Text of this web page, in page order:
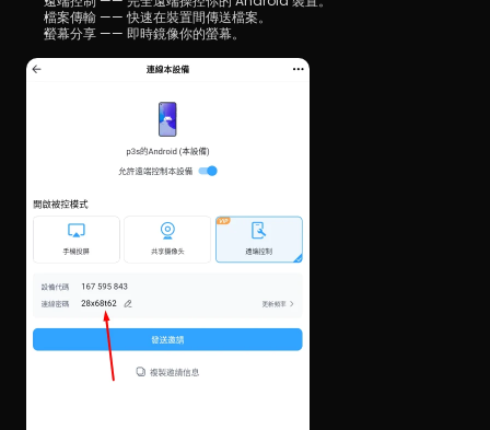
檔案傳輸 —— 快速在裝置間傳送檔案。
螢幕分享 —— 即時鏡像你的螢幕。